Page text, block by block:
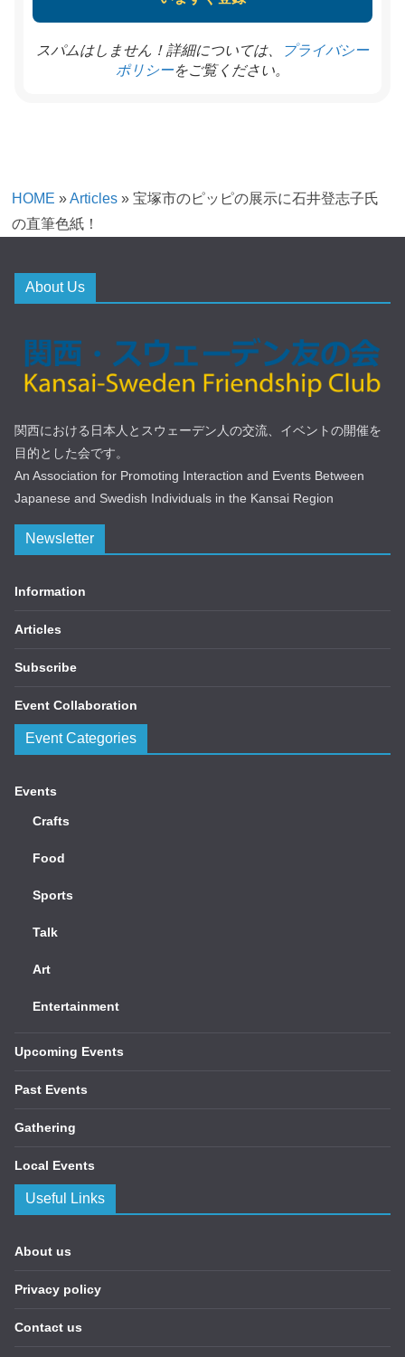
スパムはしません！詳細については、
プライバシー
ポリシーをご覧ください。
HOME » Articles » 宝塚市のピッピの展示に石井登志子氏
の直筆色紙！
About Us
関西における日本人とスウェーデン人の交流、イベントの開催を
目的とした会です。
An Association for Promoting Interaction and Events Between
Japanese and Swedish Individuals in the Kansai Region
Newsletter
Information
Articles
Subscribe
Event Collaboration
Event Categories
Events
Crafts
Food
Sports
Talk
Art
Entertainment
Upcoming Events
Past Events
Gathering
Local Events
Useful Links
About us
Privacy policy
Contact us